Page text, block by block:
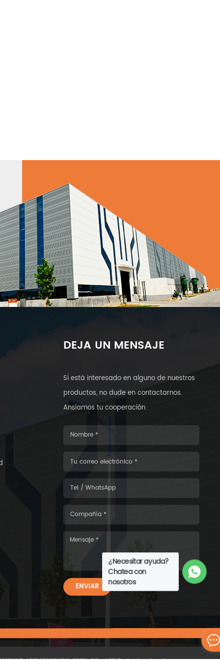
¿Necesitar ayuda?
Chatea con
nosotros
DEJA UN MENSAJE
Si está interesado en alguno de nuestros
productos, no dude en contactarnos.
Ansiamos tu cooperación.
ENVIAR